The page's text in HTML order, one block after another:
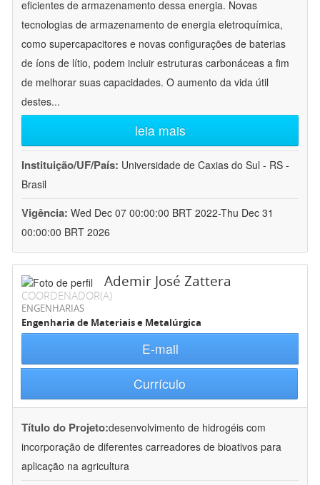
eficientes de armazenamento dessa energia. Novas
tecnologias de armazenamento de energia eletroquímica,
como supercapacitores e novas configurações de baterias
de íons de lítio, podem incluir estruturas carbonáceas a fim
de melhorar suas capacidades. O aumento da vida útil
destes...
leia mais
Instituição/UF/País: Universidade de Caxias do Sul - RS -
Brasil
Vigência: Wed Dec 07 00:00:00 BRT 2022-Thu Dec 31
00:00:00 BRT 2026
Ademir José Zattera
COORDENADOR(A)
ENGENHARIAS
Engenharia de Materiais e Metalúrgica
E-mail
Currículo
Título do Projeto:desenvolvimento de hidrogéis com
incorporação de diferentes carreadores de bioativos para
aplicação na agricultura